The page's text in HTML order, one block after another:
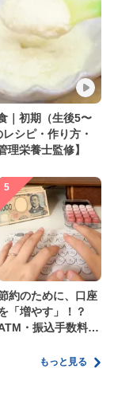
｜初期（生後5〜
シピ・作り方・
理栄養士監修】
5
約のために、口座
「増やす」！？
・振込手数料の
家計管理術もっと見る